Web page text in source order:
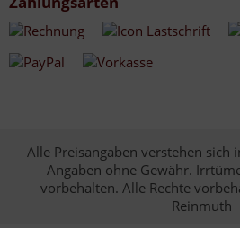
Alle Preisangaben verstehen sich
Angaben ohne Gewähr.
vorbehalten. Alle Rechte
Reinmuth